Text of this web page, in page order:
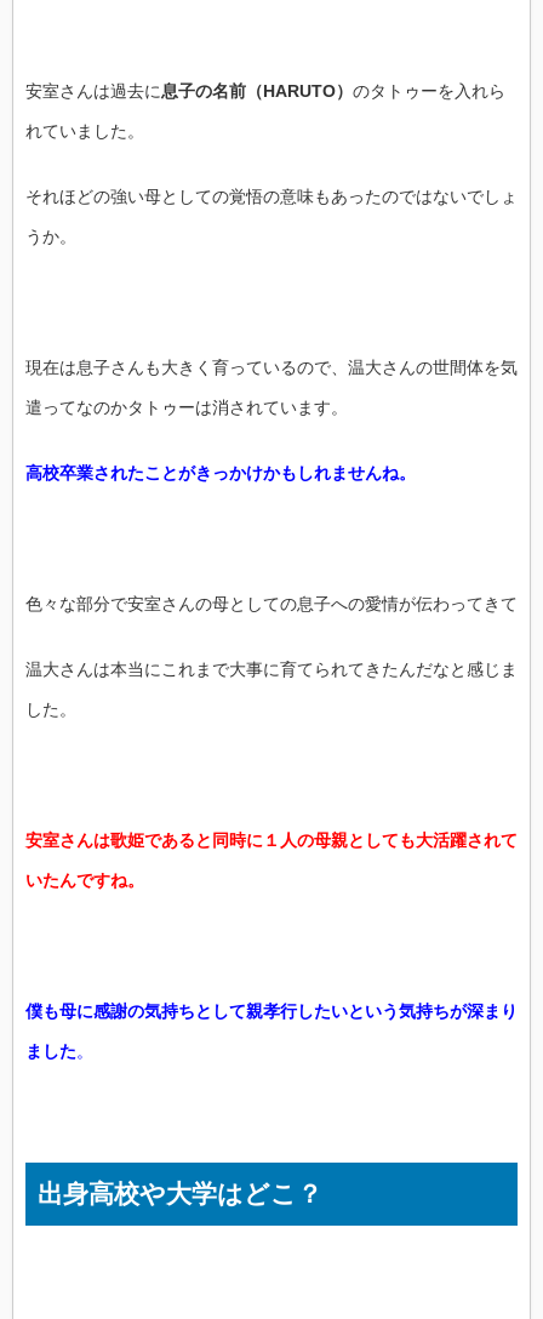
安室さんは過去に息子の名前（HARUTO） のタトゥーを入れら
れていました。
それほどの強い母としての覚悟の意味もあったのではないでしょ
うか。
現在は息子さんも大きく育っているので、温大さんの世間体を気
遣ってなのかタトゥーは消されています。
高校卒業されたことがきっかけかもしれませんね。
色々な部分で安室さんの母としての息子への愛情が伝わってきて
温大さんは本当にこれまで大事に育てられてきたんだなと感じま
した。
安室さんは歌姫であると同時に１人の母親としても大活躍されて
いたんですね。
僕も母に感謝の気持ちとして親孝行したいという気持ちが深まり
ました。
出身高校や大学はどこ？